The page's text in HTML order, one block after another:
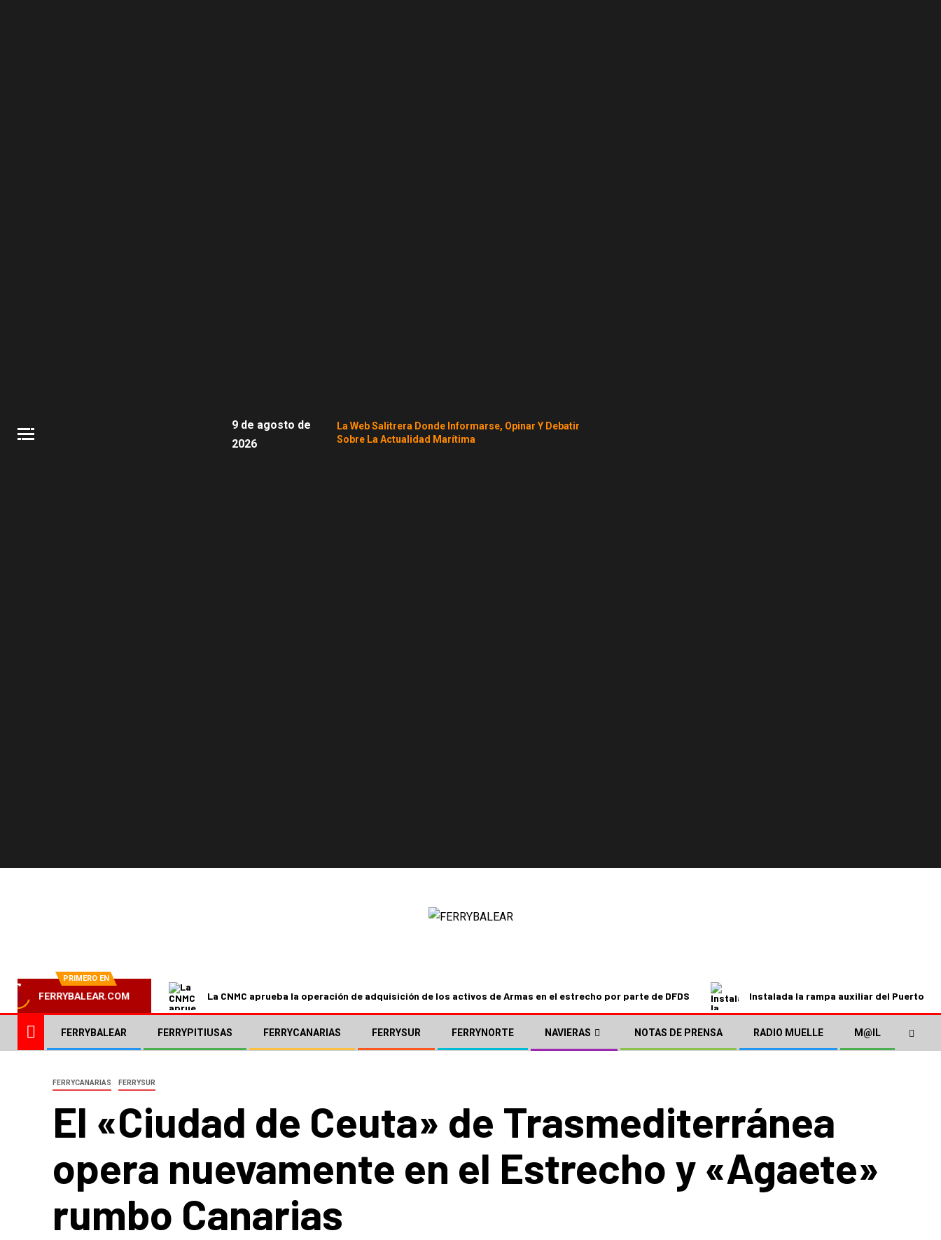
9 de agosto de
2026
La Web Salitrera Donde Informarse, Opinar Y Debatir
Sobre La Actualidad Marítima
PRIMERO EN
FERRYBALEAR.COM La CNMC aprueba la operación de adquisición de los activos de Armas en el estrecho por parte de DFDS Instalada la rampa auxiliar del Puerto de
FERRYBALEAR FERRYPITIUSAS FERRYCANARIAS FERRYSUR FERRYNORTE NAVIERAS NOTAS DE PRENSA RADIO MUELLE M@IL
FERRYCANARIAS FERRYSUR
El «Ciudad de Ceuta» de Trasmediterránea
opera nuevamente en el Estrecho y «Agaete»
rumbo Canarias